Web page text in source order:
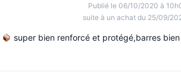
Publié le 06/10/2020 à
suite à un achat du 25/09/
super bien renforcé et protégé,barres bien